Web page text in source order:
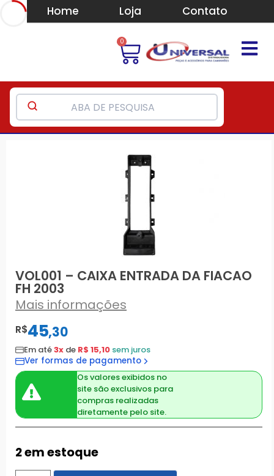
Home Loja Contato
0
VOL001 – CAIXA ENTRADA DA FIACAO
FH 2003
Mais informações
R$45,30
Em até3x de R$ 15,10 sem juros
Ver formas de pagamento
Os valores exibidos no
site são exclusivos para
compras realizadas
diretamente pelo site.
2 em estoque